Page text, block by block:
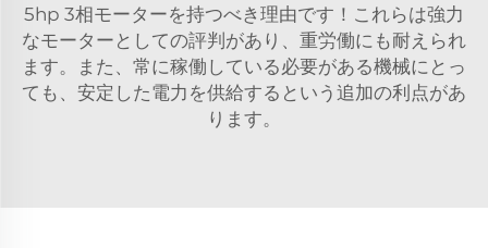
5hp 3相モーターを持つべき理由です！これらは強力
なモーターとしての評判があり、重労働にも耐えられ
ます。また、常に稼働している必要がある機械にとっ
ても、安定した電力を供給するという追加の利点があ
ります。